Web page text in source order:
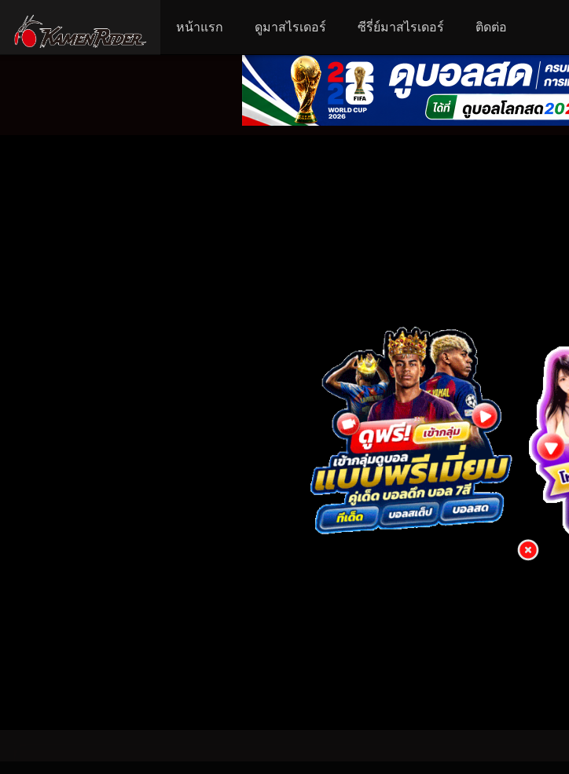
หน้าแรก ดูมาสไรเดอร์ ซีรี่ย์มาสไรเดอร์ ติดต่อ